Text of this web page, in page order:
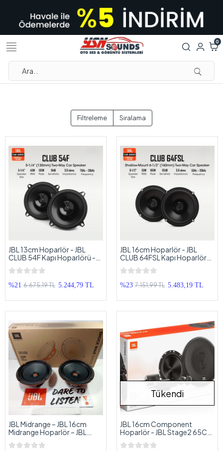
0
Filtreleme Sıralama
JBL 13cm Hoparlör - JBL
CLUB 54F Kapı Hoparlörü -
JBL Profesyonel Hoparlör
13cm
%21 6.675,19 TL 5.244,79 TL
JBL 16cm Hoparlör - JBL
CLUB 64FSL Kapı Hoparlörü
- JBL Profesyonel Hoparlör
16cm
%23 7.151,99 TL 5.483,19 TL
JBL Midrange – JBL 16cm
Midrange Hoparlör – JBL
Shock Wave 200w 100RMS
Midrange
Tükendi
JBL 16cm Component
Hoparlör - JBL Stage2 65C
16cm Mid Takımı - JBL
Komponent Hoparlör Seti